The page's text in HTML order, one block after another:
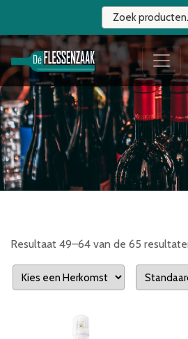
Resultaat 49–64 van de 65